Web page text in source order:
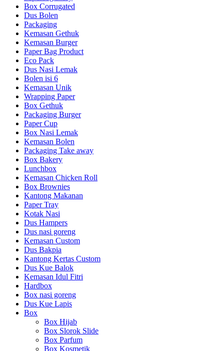
Box Corrugated
Dus Bolen
Packaging
Kemasan Gethuk
Kemasan Burger
Paper Bag Product
Eco Pack
Dus Nasi Lemak
Bolen isi 6
Kemasan Unik
Wrapping Paper
Box Gethuk
Packaging Burger
Paper Cup
Box Nasi Lemak
Kemasan Bolen
Packaging Take away
Box Bakery
Lunchbox
Kemasan Chicken Roll
Box Brownies
Kantong Makanan
Paper Tray
Kotak Nasi
Dus Hampers
Dus nasi goreng
Kemasan Custom
Dus Bakpia
Kantong Kertas Custom
Dus Kue Balok
Kemasan Idul Fitri
Hardbox
Box nasi goreng
Dus Kue Lapis
Box
Box Hijab
Box Slorok Slide
Box Parfum
Box Kosmetik